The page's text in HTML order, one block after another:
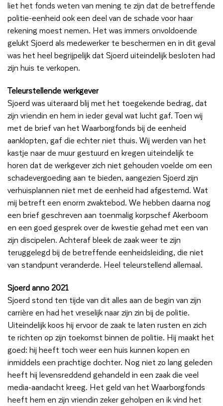
liet het fonds weten van mening te zijn dat de betreffende
politie-eenheid ook een deel van de schade voor haar
rekening moest nemen. Het was immers onvoldoende
gelukt Sjoerd als medewerker te beschermen en in dit geval
was het heel begrijpelijk dat Sjoerd uiteindelijk besloten had
zijn huis te verkopen.
Teleurstellende werkgever
Sjoerd was uiteraard blij met het toegekende bedrag, dat
zijn vriendin en hem in ieder geval wat lucht gaf. Toen wij
met de brief van het Waarborgfonds bij de eenheid
aanklopten, gaf die echter niet thuis. Wij werden van het
kastje naar de muur gestuurd en kregen uiteindelijk te
horen dat de werkgever zich niet gehouden voelde om een
schadevergoeding aan te bieden, aangezien Sjoerd zijn
verhuisplannen niet met de eenheid had afgestemd. Wat
mij betreft een enorm zwaktebod. We hebben daarna nog
een brief geschreven aan toenmalig korpschef Akerboom
en een goed gesprek over de kwestie gehad met een van
zijn discipelen. Achteraf bleek de zaak weer te zijn
teruggelegd bij de betreffende eenheidsleiding, die niet
van standpunt veranderde. Heel teleurstellend allemaal.
Sjoerd anno 2021
Sjoerd stond ten tijde van dit alles aan de begin van zijn
carrière en had het vreselijk naar zijn zin bij de politie.
Uiteindelijk koos hij ervoor de zaak te laten rusten en zich
te richten op zijn toekomst binnen de politie. Hij maakt het
goed: hij heeft toch weer een huis kunnen kopen en
inmiddels een prachtige dochter. Nog niet zo lang geleden
heeft hij levensreddend gehandeld in een zaak die veel
media-aandacht kreeg. Het geld van het Waarborgfonds
heeft hem en zijn vriendin zeker geholpen en ik vind het